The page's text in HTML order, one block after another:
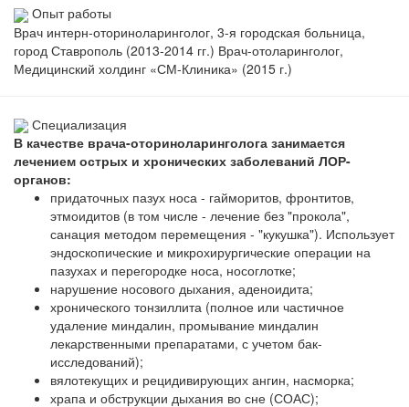
Опыт работы
Врач интерн-оториноларинголог, 3-я городская больница,
город Ставрополь (2013-2014 гг.) Врач-отоларинголог,
Медицинский холдинг «СМ-Клиника» (2015 г.)
Специализация
В качестве врача-оториноларинголога занимается
лечением острых и хронических заболеваний ЛОР-
органов:
придаточных пазух носа - гайморитов, фронтитов,
этмоидитов (в том числе - лечение без "прокола",
санация методом перемещения - "кукушка"). Использует
эндоскопические и микрохирургические операции на
пазухах и перегородке носа, носоглотке;
нарушение носового дыхания, аденоидита;
хронического тонзиллита (полное или частичное
удаление миндалин, промывание миндалин
лекарственными препаратами, с учетом бак-
исследований);
вялотекущих и рецидивирующих ангин, насморка;
храпа и обструкции дыхания во сне (СОАС);